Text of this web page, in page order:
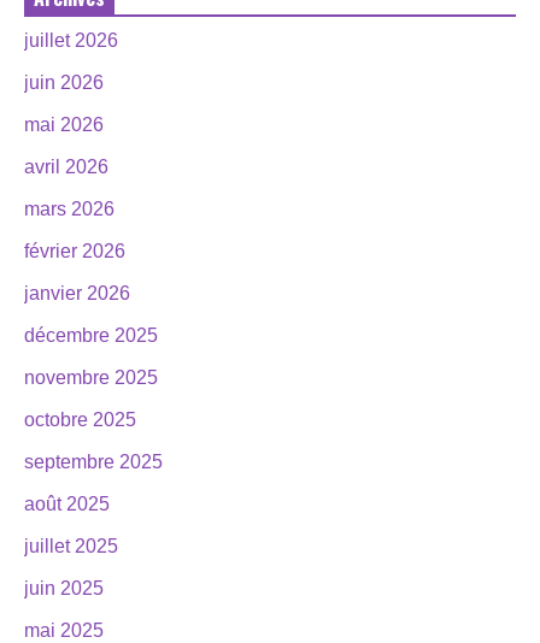
juillet 2026
juin 2026
mai 2026
avril 2026
mars 2026
février 2026
janvier 2026
décembre 2025
novembre 2025
octobre 2025
septembre 2025
août 2025
juillet 2025
juin 2025
mai 2025